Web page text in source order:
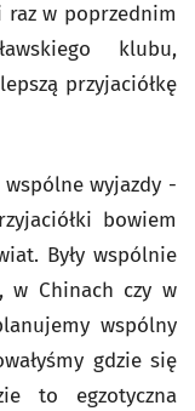
raz w poprzednim
klubu,
przyjaciółkę
wspólne wyjazdy -
bowiem
Były wspólnie
w Chinach czy w
wspólny
gdzie się
to egzotyczna